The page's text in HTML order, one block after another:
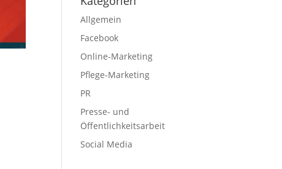
Allgemein
Facebook
Online-Marketing
Pflege-Marketing
PR
Presse- und
Öffentlichkeitsarbeit
Social Media